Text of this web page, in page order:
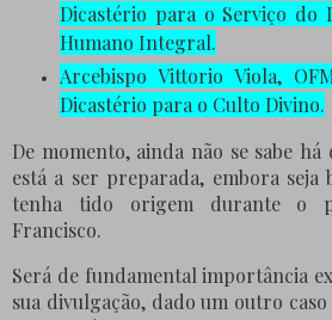
Dicastério para o Serviço do
Humano Integral.
Arcebispo Vittorio Viola,
Dicastério para o Culto Divino.
De momento, ainda não se sabe
está a ser preparada, embora seja
tenha tido origem durante o
Francisco.
Será de fundamental importância
sua divulgação, dado um outro